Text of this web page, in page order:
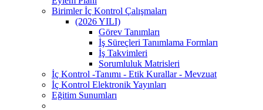
Birimler İç Kontrol Çalışmaları
(2026 YILI)
Görev Tanımları
İş Süreçleri Tanımlama Formları
İş Takvimleri
Sorumluluk Matrisleri
İç Kontrol -Tanımı - Etik Kurallar - Mevzuat
İç Kontrol Elektronik Yayınları
Eğitim Sunumları